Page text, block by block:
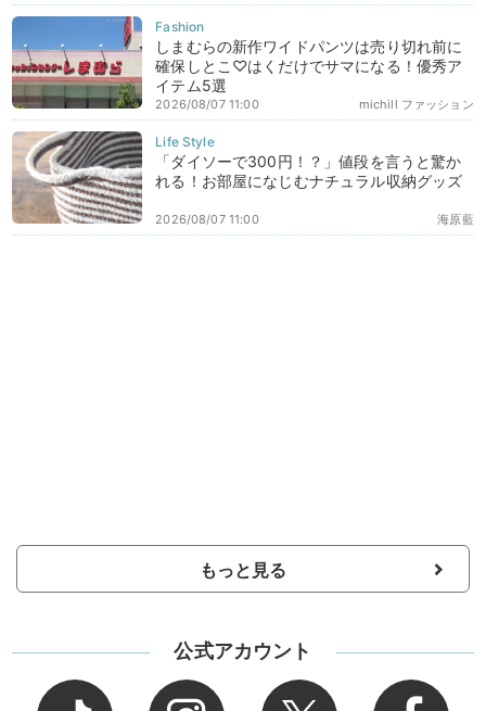
しまむらの新作ワイドパンツは売り切れ前に
確保しとこ♡はくだけでサマになる！優秀ア
イテム5選
michill ファッション
2026/08/07 11:00
「ダイソーで300円！？」値段を言うと驚か
れる！お部屋になじむナチュラル収納グッズ
海原藍
2026/08/07 11:00
もっと見る
公式アカウント